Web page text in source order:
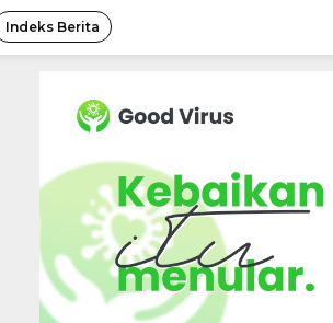
Indeks Berita